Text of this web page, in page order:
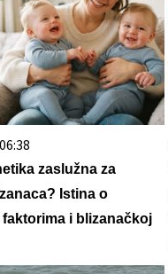
zaslužna za
Istina o
i blizanačkoj